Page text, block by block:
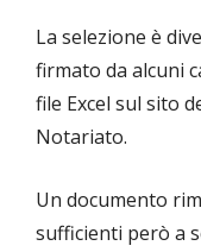
La selezione è
firmato da alcuni
file Excel sul sito
Notariato.
Un documento
sufficienti però a